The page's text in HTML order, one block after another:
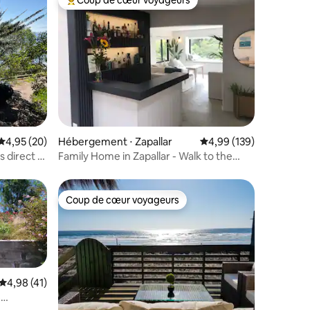
: 5 sur 5
moyenne sur la base de 20 commentaires : 4,95 sur 5
4,95 (20)
direct à
Coups de cœur voyageurs les plus appréciés
Hébergement ⋅ Zapallar Évaluation moyenne
4,99 (139)
Family Home in Zapallar - Walk to the
appréciés
moyenne sur la base de 41 commentaires : 4,98 sur 5
4,98 (41)
Coup de cœur voyageurs
Coup de cœur voyageurs